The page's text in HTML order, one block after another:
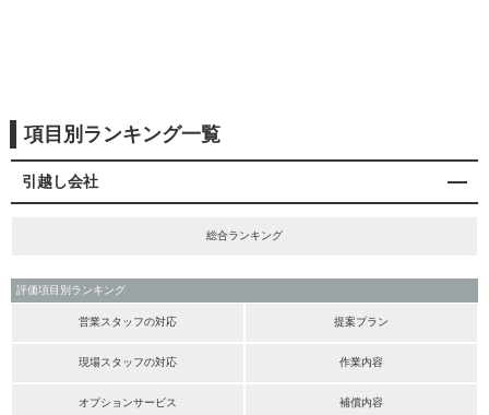
項目別ランキング一覧
引越し会社
総合ランキング
評価項目別ランキング
営業スタッフの対応 提案プラン
現場スタッフの対応 作業内容
オプションサービス 補償内容